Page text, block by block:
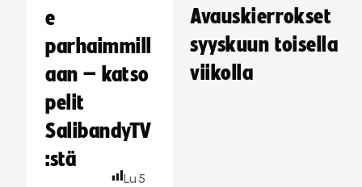
e
parhaimmill
aan – katso
pelit
SalibandyTV
:stä
Lu 5
Avauskierrokset
syyskuun toisella
viikolla